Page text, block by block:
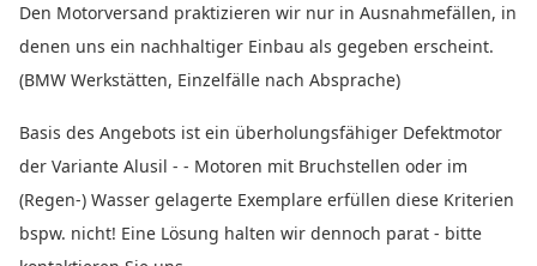
Den Motorversand praktizieren wir nur in Ausnahmefällen, in
denen uns ein nachhaltiger Einbau als gegeben erscheint.
(BMW Werkstätten, Einzelfälle nach Absprache)
Basis des Angebots ist ein überholungsfähiger Defektmotor
der Variante Alusil - - Motoren mit Bruchstellen oder im
(Regen-) Wasser gelagerte Exemplare erfüllen diese Kriterien
bspw. nicht! Eine Lösung halten wir dennoch parat - bitte